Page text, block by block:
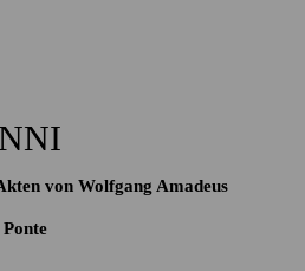
von Wolfgang Amadeus